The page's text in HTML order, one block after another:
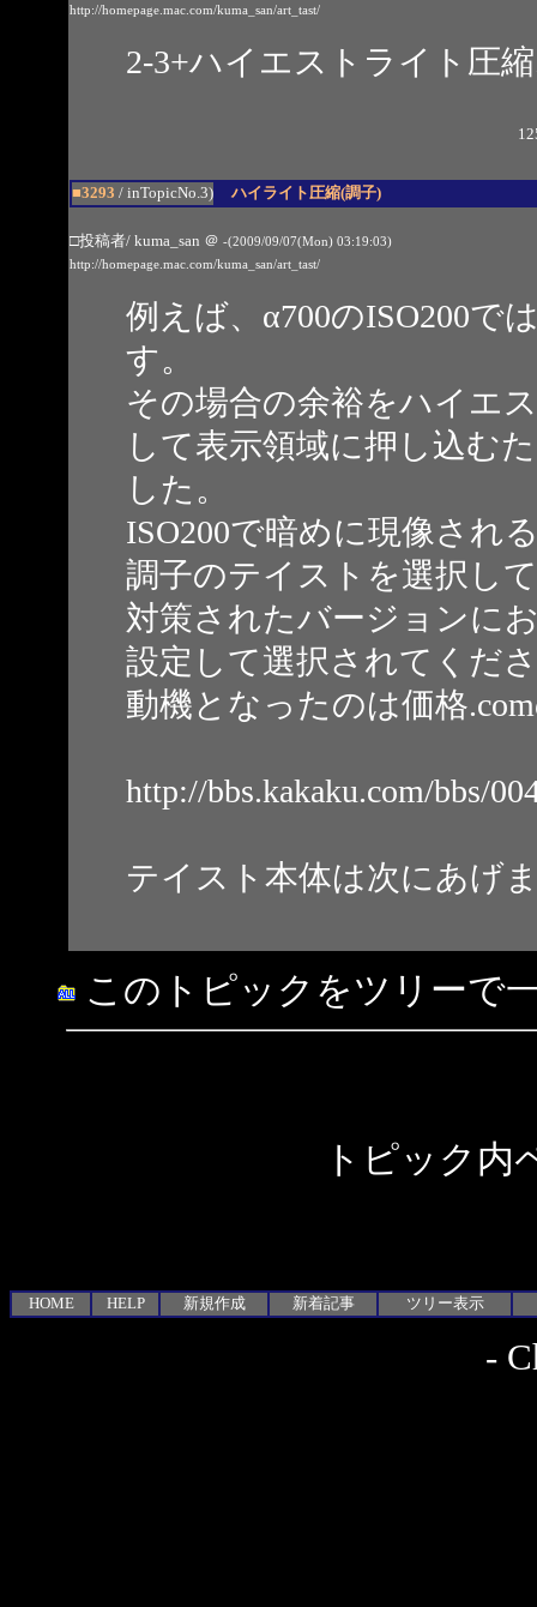
http://homepage.mac.com/kuma_san/art_tast/
2-3+ハイエストライト圧
■3293 / inTopicNo.3) ハイライト圧縮(調子)
□投稿者/ kuma_san ＠ -(2009/09/07(Mon) 03:19:03)
http://homepage.mac.com/kuma_san/art_tast/
例えば、α700のISO200で
す。
その場合の余裕をハイエ
して表示領域に押し込む
した。
ISO200で暗めに現像され
調子のテイストを選択し
対策されたバージョンに
設定して選択されてくだ
動機となったのは価格
http://bbs.kakaku.com/bbs/
テイスト本体は次にあげ
このトピックをツリーで
トピック内
HOME HELP 新規作成 新着記事 ツリー表示
-